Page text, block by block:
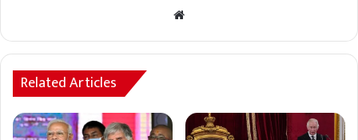
Website
Related Articles